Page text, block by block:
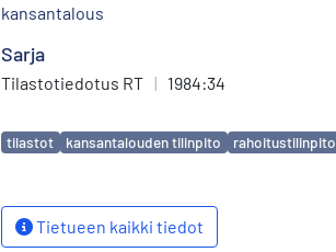
kansantalous
Sarja
Tilastotiedotus RT | 1984:34
Avainsanat
tilastot kansantalouden tilinpito rahoitustilinpito
Tietueen kaikki tiedot